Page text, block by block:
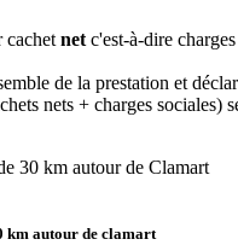
cachet net c'est-à-dire
de la prestation et
nets + charges sociales)
30 km autour de Clamart
km autour de clamart